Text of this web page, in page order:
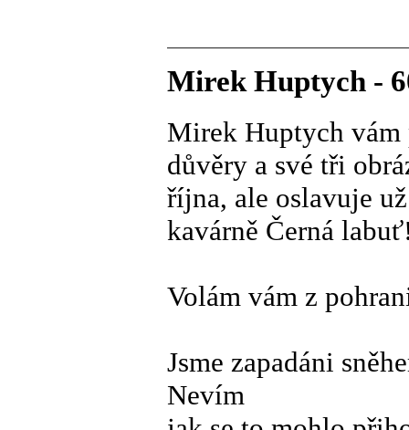
Mirek Huptych -
Mirek Huptych vám
důvěry a své tři
října, ale oslavuje
kavárně Černá
Volám vám z
Jsme zapadáni
Nevím